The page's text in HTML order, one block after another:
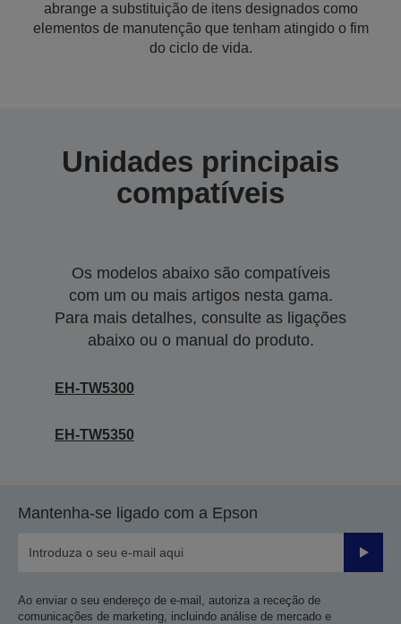
abrange a substituição de itens designados como
elementos de manutenção que tenham atingido o fim
do ciclo de vida.
Unidades principais
compatíveis
Os modelos abaixo são compatíveis
com um ou mais artigos nesta gama.
Para mais detalhes, consulte as ligações
abaixo ou o manual do produto.
EH-TW5300
EH-TW5350
Mantenha-se ligado com a Epson
Enviar
Ao enviar o seu endereço de e-mail, autoriza a receção de
comunicações de marketing, incluindo análise de mercado e